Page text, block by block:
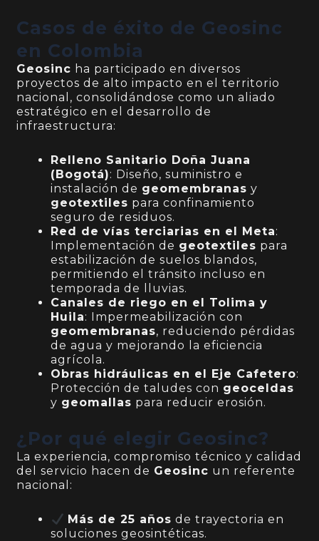
Casos de éxito de Geosinc
en Colombia
Geosinc ha participado en diversos
proyectos de alto impacto en el territorio
nacional, consolidándose como un aliado
estratégico en el desarrollo de
infraestructura:
Relleno Sanitario Doña Juana
(Bogotá): Diseño, suministro e
instalación de geomembranas y
geotextiles para confinamiento
seguro de residuos.
Red de vías terciarias en el Meta:
Implementación de geotextiles para
estabilización de suelos blandos,
permitiendo el tránsito incluso en
temporada de lluvias.
Canales de riego en el Tolima y
Huila: Impermeabilización con
geomembranas, reduciendo pérdidas
de agua y mejorando la eficiencia
agrícola.
Obras hidráulicas en el Eje Cafetero:
Protección de taludes con geoceldas
y geomallas para reducir erosión.
¿Por qué elegir Geosinc?
La experiencia, compromiso técnico y calidad
del servicio hacen de Geosinc un referente
nacional:
Más de 25 años de trayectoria en
soluciones geosintéticas.